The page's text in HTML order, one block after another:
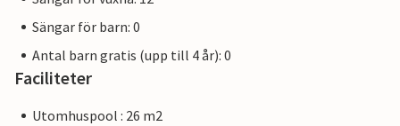
Sängar för barn: 0
Antal barn gratis (upp till 4 år): 0
Faciliteter
Utomhuspool : 26 m2